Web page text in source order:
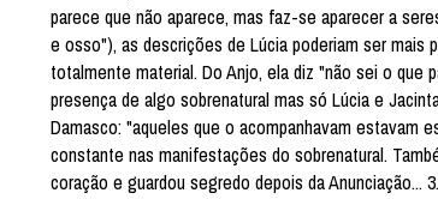
parece que não aparece, mas faz-se aparecer a
e osso"), as descrições de Lúcia poderiam ser mais
totalmente material. Do Anjo, ela diz "não sei o que
presença de algo sobrenatural mas só Lúcia e
Damasco: "aqueles que o acompanhavam estavam
constante nas manifestações do sobrenatural.
coração e guardou segredo depois da